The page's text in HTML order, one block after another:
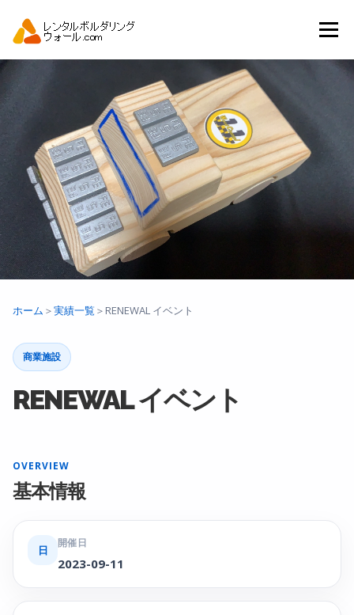
ツ
ス
メニュー
自動見積り 商品一覧
アーバンスポーツイベント.JP
ホーム ＞実績一覧 ＞ RENEWAL イベント
商業施設
RENEWAL イベント
OVERVIEW
基本情報
日
開催日
2023-09-11